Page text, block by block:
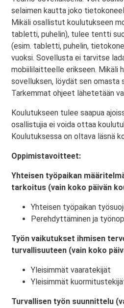
selaimen kautta joko
Mikäli osallistut koulutukseen
tabletti, puhelin), tulee tentti
(esim. tabletti, puhelin,
vuoksi. Sovellusta ei tarvitse
mobiililaitteelle erikseen. Mikäli
sovelluksen, löydät sen omasta
Tarkemmat ohjeet lähetetään
Koulutukseen tulee saapua
osallistujia ei voida ottaa
Koulutuksessa on oltava läsnä
Oppimistavoitteet:
Yhteisen työpaikan
tarkoitus (vain koko päivän
Yhteisen työpaikan
Perehdyttäminen ja
Työn vaikutukset ihmisen
turvallisuuteen (vain koko
Yleisimmät vaaratekijät
Yleisimmät
Turvallisen työn suunnittelu